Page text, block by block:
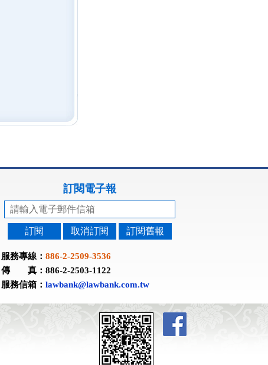
訂閱電子報
訂閱 取消訂閱 訂閱舊報
服務專線： 886-2-2509-3536
傳 真：886-2-2503-1122
服務信箱： lawbank@lawbank.com.tw